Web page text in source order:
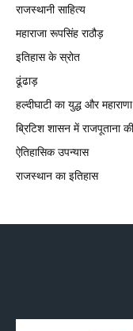
राजस्थानी साहित्य
महाराजा रूपसिंह राठौड़
इतिहास के स्रोत
ढूंढाड़
हल्दीघाटी का युद्ध और
ब्रिटिश शासन में राजपूताना
ऐतिहासिक उपन्यास
राजस्थान का इतिहास